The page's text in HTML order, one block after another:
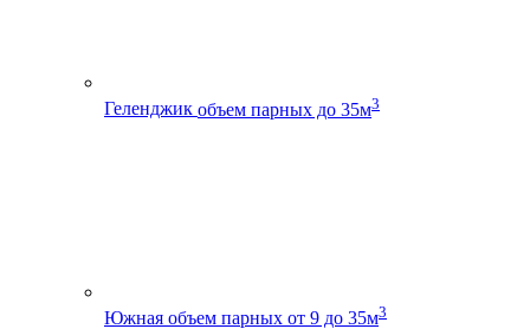
Геленджик объем парных до 35м3
Южная объем парных от 9 до 35м3